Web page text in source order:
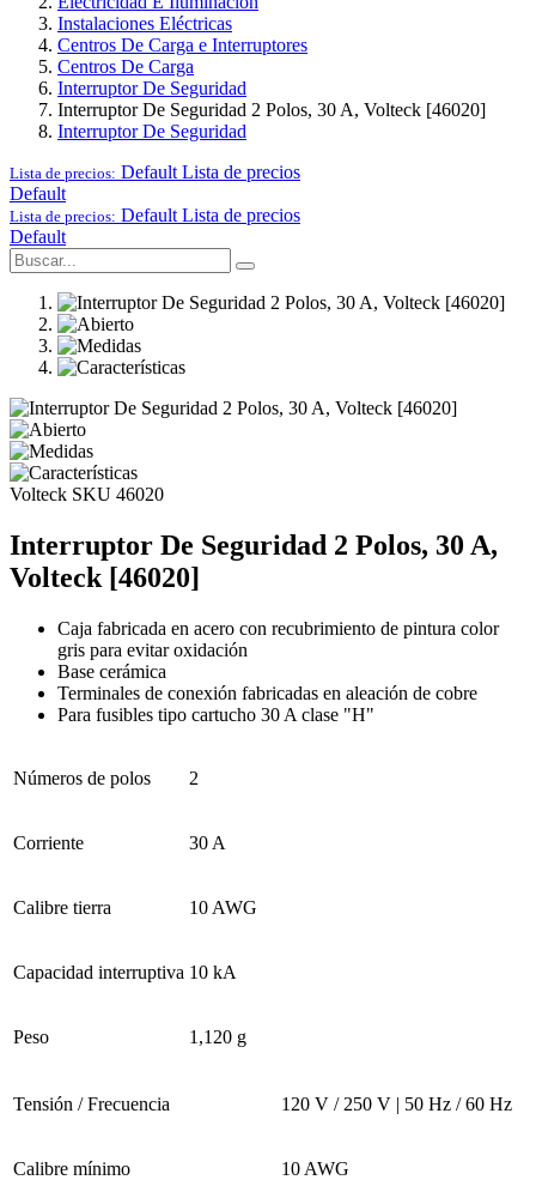
Instalaciones Eléctricas
Centros De Carga e Interruptores
Centros De Carga
Interruptor De Seguridad
Interruptor De Seguridad 2 Polos, 30 A, Volteck [46020]
Interruptor De Seguridad
Lista de precios: Default Lista de precios
Default
Lista de precios: Default Lista de precios
Default
Volteck SKU 46020
Interruptor De Seguridad 2 Polos, 30 A,
Volteck [46020]
Caja fabricada en acero con recubrimiento de pintura color
gris para evitar oxidación
Base cerámica
Terminales de conexión fabricadas en aleación de cobre
Para fusibles tipo cartucho 30 A clase "H"
Números de polos 2
Corriente 30 A
Calibre tierra 10 AWG
Capacidad interruptiva 10 kA
Peso 1,120 g
Tensión / Frecuencia 120 V / 250 V | 50 Hz / 60 Hz
Calibre mínimo 10 AWG